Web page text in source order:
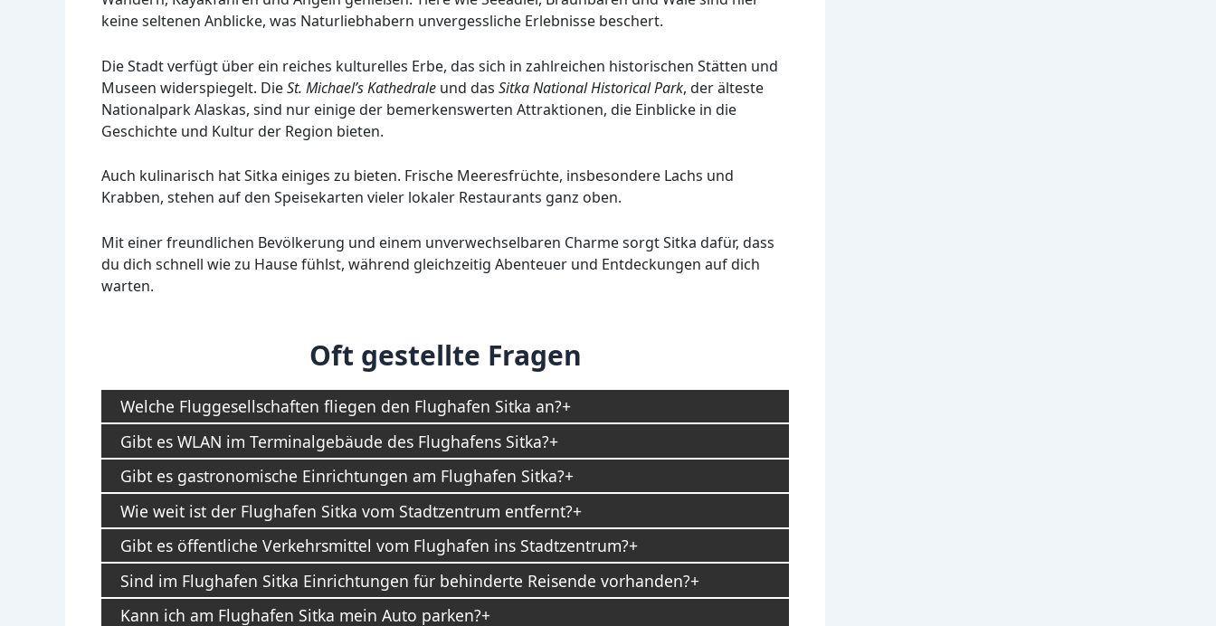
keine seltenen Anblicke, was Naturliebhabern unvergessliche Erlebnisse beschert.
Die Stadt verfügt über ein reiches kulturelles Erbe, das sich in zahlreichen historischen Stätten und
Museen widerspiegelt. DieSt. Michael’s Kathedrale und das Sitka National Historical Park, der älteste
Nationalpark Alaskas, sind nur einige der bemerkenswerten Attraktionen, die Einblicke in die
Geschichte und Kultur der Region bieten.
Auch kulinarisch hat Sitka einiges zu bieten. Frische Meeresfrüchte, insbesondere Lachs und
Krabben, stehen auf den Speisekarten vieler lokaler Restaurants ganz oben.
Mit einer freundlichen Bevölkerung und einem unverwechselbaren Charme sorgt Sitka dafür, dass
du dich schnell wie zu Hause fühlst, während gleichzeitig Abenteuer und Entdeckungen auf dich
warten.
Oft gestellte Fragen
Welche Fluggesellschaften fliegen den Flughafen Sitka an?
Gibt es WLAN im Terminalgebäude des Flughafens Sitka?
Gibt es gastronomische Einrichtungen am Flughafen Sitka?
Wie weit ist der Flughafen Sitka vom Stadtzentrum entfernt?
Gibt es öffentliche Verkehrsmittel vom Flughafen ins Stadtzentrum?
Sind im Flughafen Sitka Einrichtungen für behinderte Reisende vorhanden?
Kann ich am Flughafen Sitka mein Auto parken?